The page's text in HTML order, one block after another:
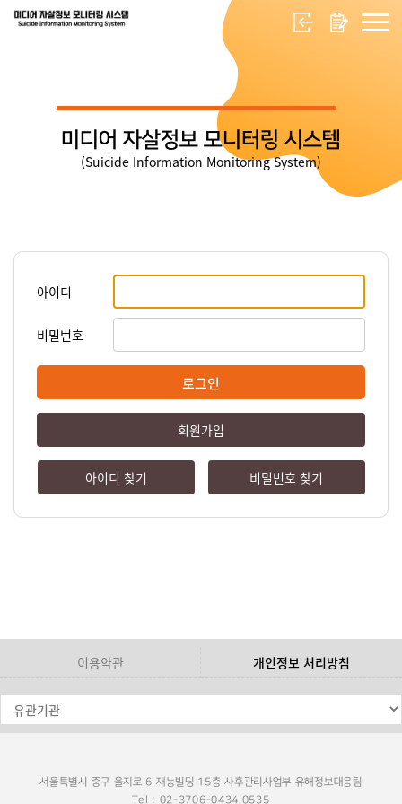
미디어 자살정보 모니터링 시스템
(Suicide Information Monitoring System)
아이디
비밀번호
로그인
회원가입
아이디 찾기 비밀번호 찾기
이용약관 개인정보 처리방침
서울특별시 중구 을지로 6 재능빌딩 15층 사후관리사업부 유해정보대응팀
Tel : 02-3706-0434,0535